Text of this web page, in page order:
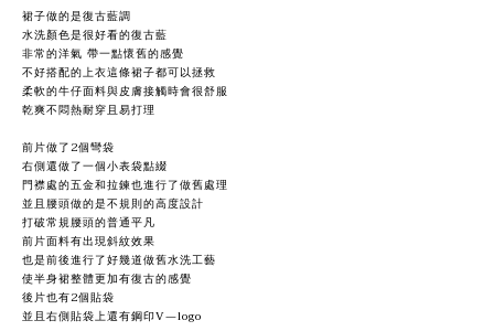
裙子做的是復古藍調
水洗顏色是很好看的復古藍
非常的洋氣 帶一點懷舊的感覺
不好搭配的上衣這條裙子都可以拯救
柔軟的牛仔面料與皮膚接觸時會很舒服
乾爽不悶熱耐穿且易打理
前片做了2個彎袋
右側還做了一個小表袋點綴
門襟處的五金和拉鍊也進行了做舊處理
並且腰頭做的是不規則的高度設計
打破常規腰頭的普通平凡
前片面料有出現斜紋效果
也是前後進行了好幾道做舊水洗工藝
使半身裙整體更加有復古的感覺
後片也有2個貼袋
並且右側貼袋上還有鋼印V—logo